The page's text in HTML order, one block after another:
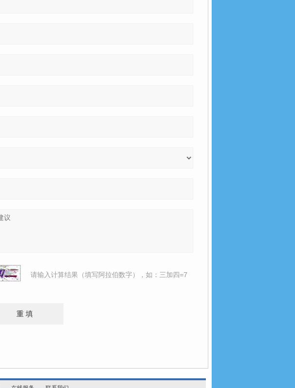
请输入计算结果（填写阿拉伯数字），如：三加四=7